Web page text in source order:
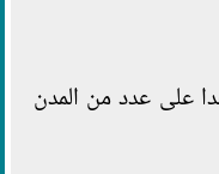
على عدد من المدن